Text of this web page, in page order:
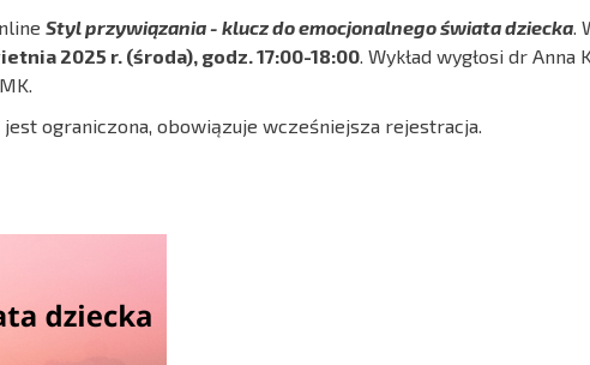
Styl przywiązania - klucz do emocjonalnego świata dziecka.
2025 r. (środa), godz. 17:00-18:00. Wykład wygłosi dr Anna
jest ograniczona, obowiązuje wcześniejsza rejestracja.